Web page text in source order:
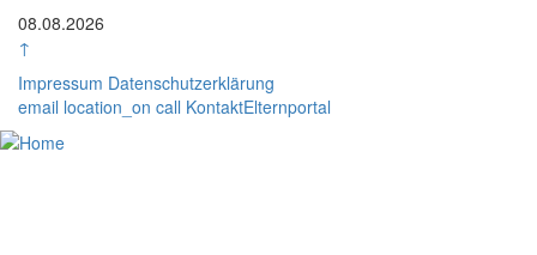
Rasterbild
08.08.2026
↑
Impressum Datenschutzerklärung
email location_on call KontaktElternportal